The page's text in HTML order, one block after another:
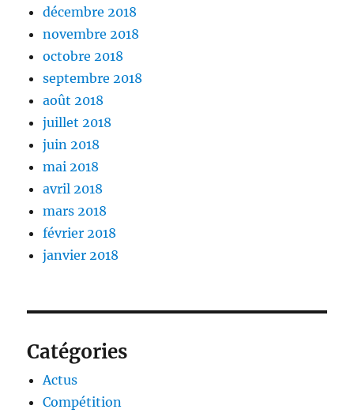
décembre 2018
novembre 2018
octobre 2018
septembre 2018
août 2018
juillet 2018
juin 2018
mai 2018
avril 2018
mars 2018
février 2018
janvier 2018
Catégories
Actus
Compétition